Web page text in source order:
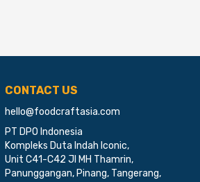
CONTACT US
hello@foodcraftasia.com
PT DPO Indonesia
Kompleks Duta Indah Iconic,
Unit C41-C42 Jl MH Thamrin,
Panunggangan, Pinang, Tangerang,